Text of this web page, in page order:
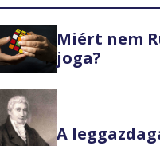
Miért nem
joga?
A